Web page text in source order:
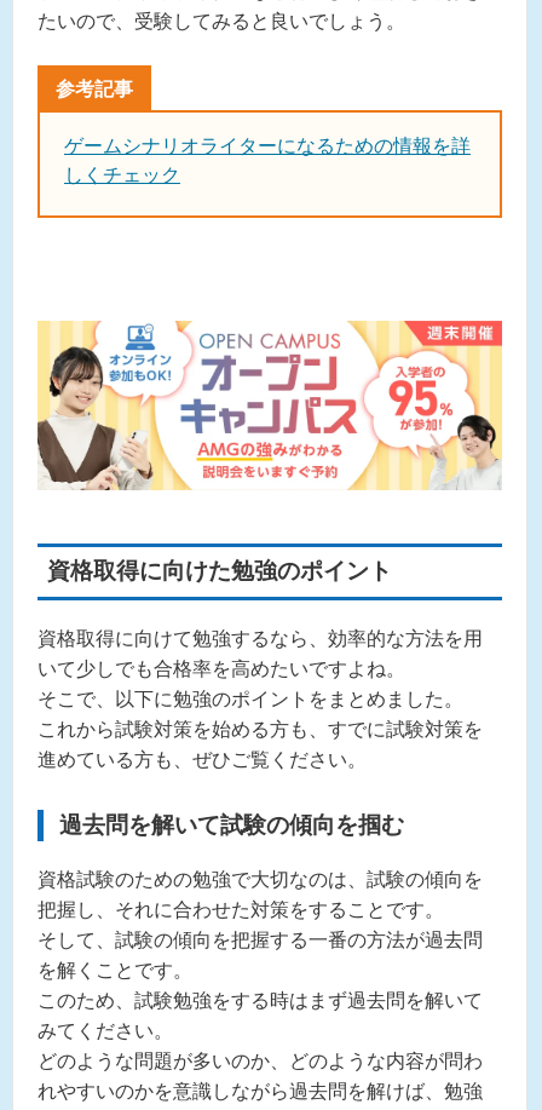
たいので、受験してみると良いでしょう。
ゲームシナリオライターになるための情報を詳
しくチェック
資格取得に向けた勉強のポイント
資格取得に向けて勉強するなら、効率的な方法を用
いて少しでも合格率を高めたいですよね。
そこで、以下に勉強のポイントをまとめました。
これから試験対策を始める方も、すでに試験対策を
進めている方も、ぜひご覧ください。
過去問を解いて試験の傾向を掴む
資格試験のための勉強で大切なのは、試験の傾向を
把握し、それに合わせた対策をすることです。
そして、試験の傾向を把握する一番の方法が過去問
を解くことです。
このため、試験勉強をする時はまず過去問を解いて
みてください。
どのような問題が多いのか、どのような内容が問わ
れやすいのかを意識しながら過去問を解けば、勉強